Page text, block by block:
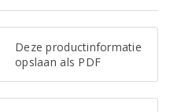
Deze productinformatie
opslaan als PDF